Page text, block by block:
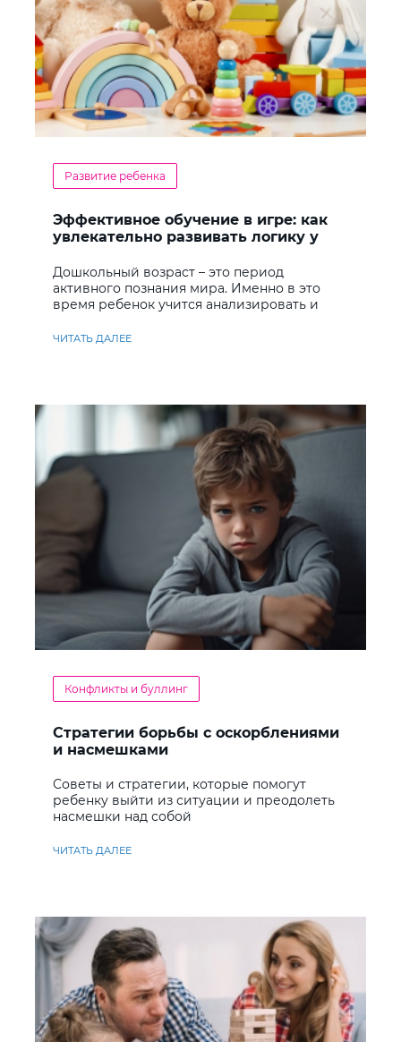
Развитие ребенка
Эффективное обучение в игре: как
увлекательно развивать логику у
Дошкольный возраст – это период
активного познания мира. Именно в это
время ребенок учится анализировать и
ЧИТАТЬ ДАЛЕЕ
Конфликты и буллинг
Стратегии борьбы с оскорблениями
и насмешками
Советы и стратегии, которые помогут
ребенку выйти из ситуации и преодолеть
насмешки над собой
ЧИТАТЬ ДАЛЕЕ